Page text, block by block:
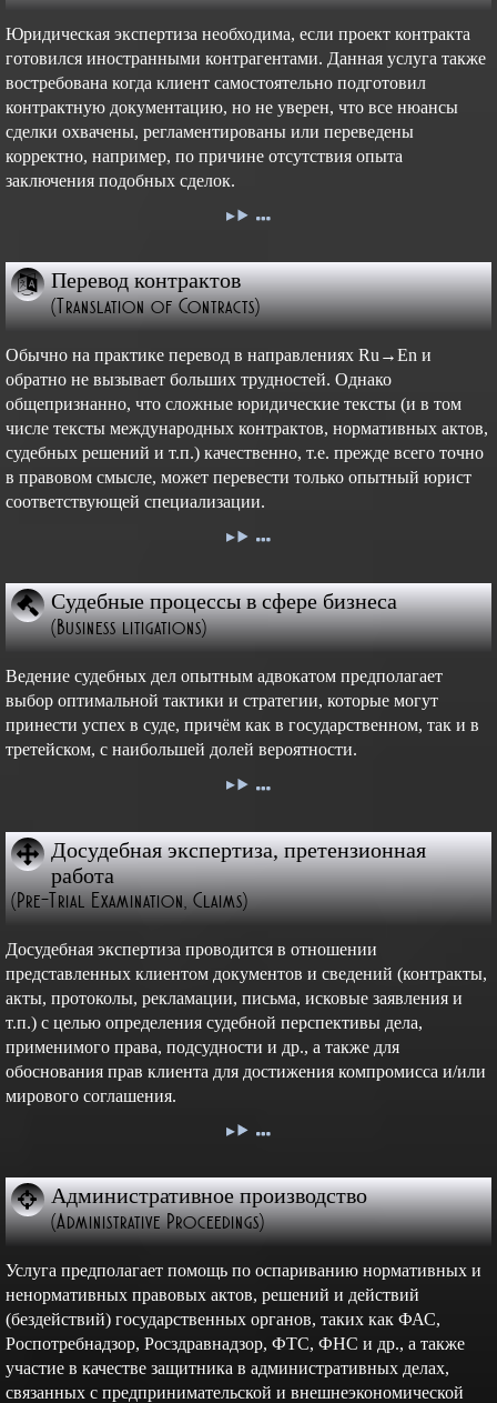
Юридическая экспертиза необходима, если проект контракта
готовился иностранными контрагентами. Данная услуга также
востребована когда клиент самостоятельно подготовил
контрактную документацию, но не уверен, что все нюансы
сделки охвачены, регламентированы или переведены
корректно, например, по причине отсутствия опыта
заключения подобных сделок.
Перевод контрактов
(Translation of Contracts)
Обычно на практике перевод в направлениях Ru→En и
обратно не вызывает больших трудностей. Однако
общепризнанно, что сложные юридические тексты (и в том
числе тексты международных контрактов, нормативных актов,
судебных решений и т.п.) качественно, т.е. прежде всего точно
в правовом смысле, может перевести только опытный юрист
соответствующей специализации.
Судебные процессы в сфере бизнеса
(Business litigations)
Ведение судебных дел опытным адвокатом предполагает
выбор оптимальной тактики и стратегии, которые могут
принести успех в суде, причём как в государственном, так и в
третейском, с наибольшей долей вероятности.
Досудебная экспертиза, претензионная
работа
(Pre-Trial Examination, Claims)
Досудебная экспертиза проводится в отношении
представленных клиентом документов и сведений (контракты,
акты, протоколы, рекламации, письма, исковые заявления и
т.п.) с целью определения судебной перспективы дела,
применимого права, подсудности и др., а также для
обоснования прав клиента для достижения компромисса и/или
мирового соглашения.
Административное производство
(Administrative Proceedings)
Услуга предполагает помощь по оспариванию нормативных и
ненормативных правовых актов, решений и действий
(бездействий) государственных органов, таких как ФАС,
Роспотребнадзор, Росздравнадзор, ФТС, ФНС и др., а также
участие в качестве защитника в административных делах,
связанных с предпринимательской и внешнеэкономической